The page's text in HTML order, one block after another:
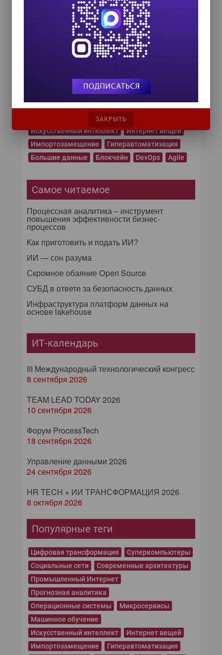
ЗАКРЫТЬ
Важные темы
Цифровая трансформация
Суперкомпьютеры
Промышленный Интернет
Прогнозная аналитика
Операционные системы
Микросервисы
Машинное обучение
Искусственный интеллект
Интернет вещей
Импортозамещение
Гиперавтоматизация
Большие данные
Блокчейн DevOps Agile
Самое читаемое
Процессная аналитика – инструмент
повышения эффективности бизнес-
процессов
Как приготовить и подать ИИ?
ИИ — сон разума
Скромное обаяние Open Source
СУБД в ответе за безопасность данных
Инфраструктура платформ данных на
основе lakehouse
ИТ-календарь
III Международный технологический конгресс
8 сентября 2026
TEAM LEAD TODAY 2026
10 сентября 2026
Форум ProcessTech
18 сентября 2026
Управление данными 2026
24 сентября 2026
HR TECH + ИИ ТРАНСФОРМАЦИЯ 2026
8 октября 2026
Популярные теги
Цифровая трансформация
Суперкомпьютеры
Социальные сети
Современные архитектуры
Промышленный Интернет
Прогнозная аналитика
Операционные системы
Микросервисы
Машинное обучение
Искусственный интеллект
Интернет вещей
Импортозамещение
Гиперавтоматизация